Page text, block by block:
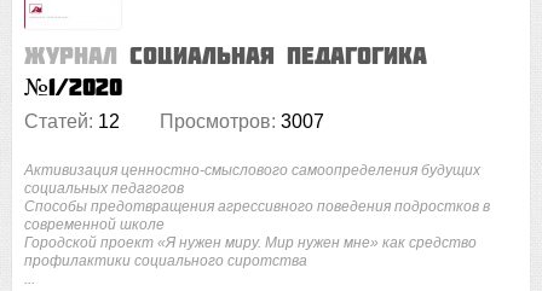
Журнал Социальная педагогика
№1/2020
Статей: 12 Просмотров: 3007
Активизация ценностно-смыслового самоопределения будущих
социальных педагогов
Способы предотвращения агрессивного поведения подростков в
современной школе
Городской проект «Я нужен миру. Мир нужен мне» как средство
профилактики социального сиротства